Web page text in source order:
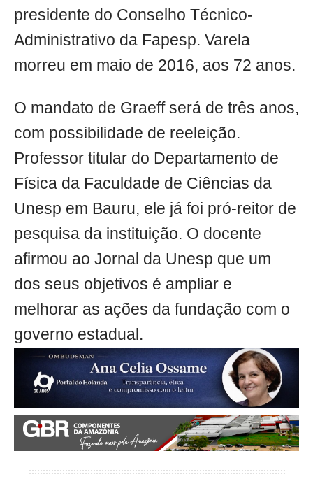
presidente do Conselho Técnico-
Administrativo da Fapesp. Varela
morreu em maio de 2016, aos 72 anos.
O mandato de Graeff será de três anos,
com possibilidade de reeleição.
Professor titular do Departamento de
Física da Faculdade de Ciências da
Unesp em Bauru, ele já foi pró-reitor de
pesquisa da instituição. O docente
afirmou ao Jornal da Unesp que um
dos seus objetivos é ampliar e
melhorar as ações da fundação com o
governo estadual.